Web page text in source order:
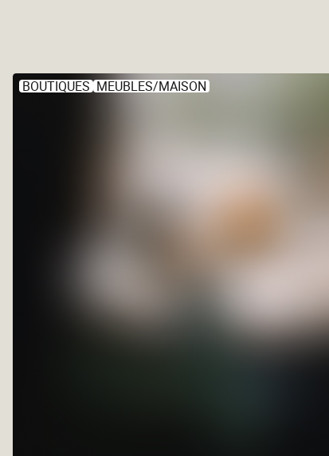
BOUTIQUES MEUBLES/MAISON